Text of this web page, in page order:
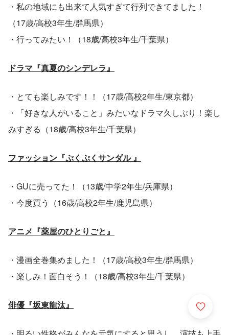
・私の地域にも出来て人気すぎて行列できてました！
（17歳/高校3年生/群馬県）
・行ってみたい！（18歳/高校3年生/千葉県）
ドラマ『真夏のシンデレラ』
・とても楽しみです！！（17歳/高校2年生/東京都）
・「好きな人がいること」みたいなドラマ久しぶり！楽し
みすぎる（18歳/高校3年生/千葉県）
ファッション『ぷくぷくサンダル 』
・GUに売ってた！（13歳/中学2年生/兵庫県）
・今度買う（16歳/高校2年生/鹿児島県）
アニメ『薬屋のひとりごと』
・漫画全巻集めました！（17歳/高校3年生/群馬県）
・楽しみ！面白そう！（18歳/高校3年生/千葉県）
俳優『坂東龍汰』